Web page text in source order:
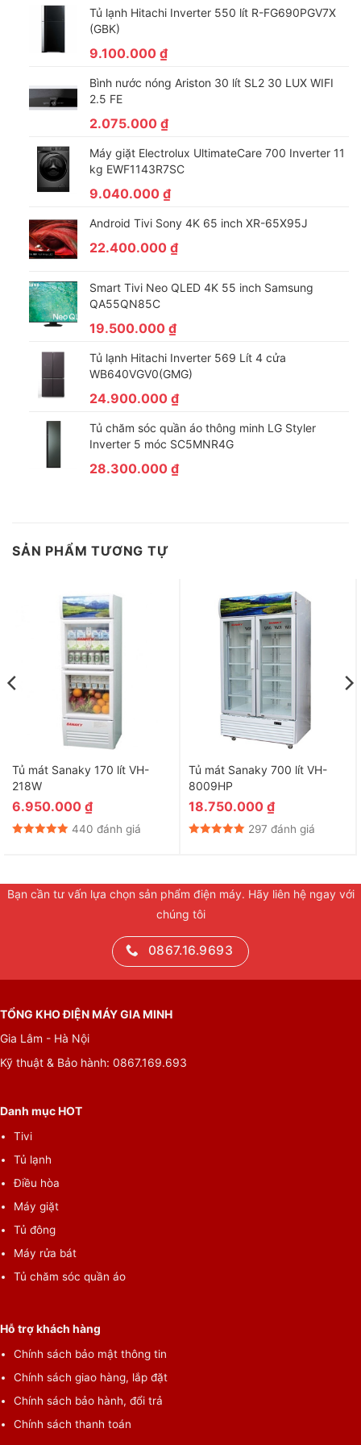
Tủ lạnh Hitachi Inverter 550 lít R-FG690PGV7X
(GBK)
9.100.000 ₫
Bình nước nóng Ariston 30 lít SL2 30 LUX WIFI
2.5 FE
2.075.000 ₫
Máy giặt Electrolux UltimateCare 700 Inverter 11
kg EWF1143R7SC
9.040.000 ₫
Android Tivi Sony 4K 65 inch XR-65X95J
22.400.000 ₫
Smart Tivi Neo QLED 4K 55 inch Samsung
QA55QN85C
19.500.000 ₫
Tủ lạnh Hitachi Inverter 569 Lít 4 cửa
WB640VGV0(GMG)
24.900.000 ₫
Tủ chăm sóc quần áo thông minh LG Styler
Inverter 5 móc SC5MNR4G
28.300.000 ₫
SẢN PHẨM TƯƠNG TỰ
Tủ mát Sanaky 170 lít VH-
218W
6.950.000 ₫
440 đánh giá
Tủ mát Sanaky 700 lít VH-
8009HP
18.750.000 ₫
297 đánh giá
Bạn cần tư vấn lựa chọn sản phẩm điện máy. Hãy liên hệ ngay với
chúng tôi
0867.16.9693
TỔNG KHO ĐIỆN MÁY GIA MINH
Gia Lâm - Hà Nội
Kỹ thuật & Bảo hành: 0867.169.693
Danh mục HOT
Tivi
Tủ lạnh
Điều hòa
Máy giặt
Tủ đông
Máy rửa bát
Tủ chăm sóc quần áo
Hỗ trợ khách hàng
Chính sách bảo mật thông tin
Chính sách giao hàng, lắp đặt
Chính sách bảo hành, đổi trả
Chính sách thanh toán